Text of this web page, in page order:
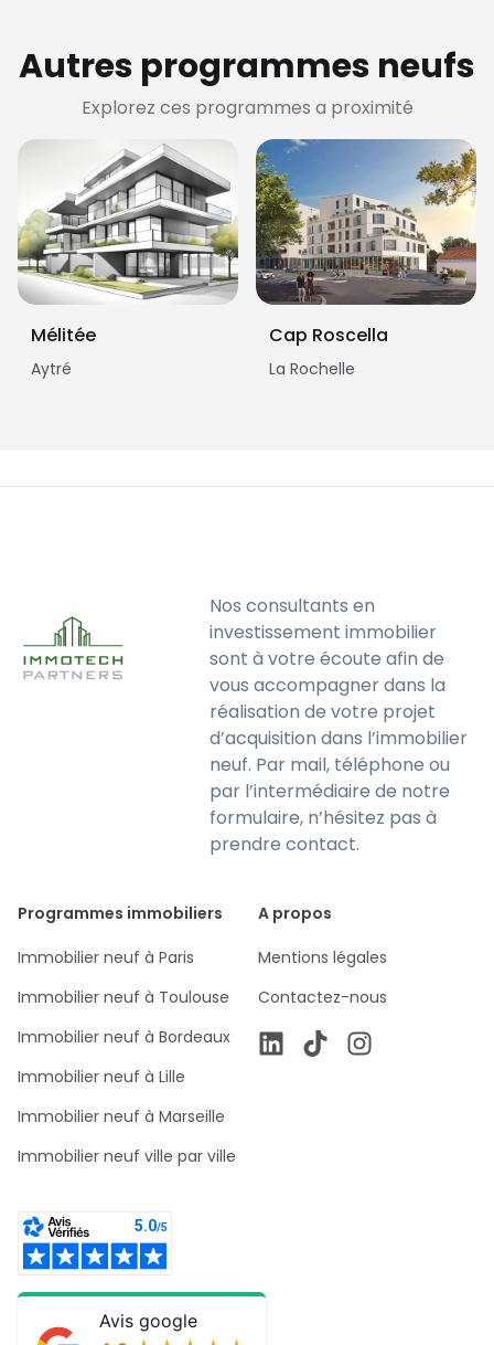
Autres programmes neufs
Explorez ces programmes a proximité
Mélitée
Aytré
Cap Roscella
La Rochelle
Nos consultants en
investissement immobilier
sont à votre écoute afin de
vous accompagner dans la
réalisation de votre projet
d’acquisition dans l’immobilier
neuf. Par mail, téléphone ou
par l’intermédiaire de notre
formulaire, n’hésitez pas à
prendre contact.
Programmes immobiliers
Immobilier neuf à Paris
Immobilier neuf à Toulouse
Immobilier neuf à Bordeaux
Immobilier neuf à Lille
Immobilier neuf à Marseille
Immobilier neuf ville par ville
A propos
Mentions légales
Contactez-nous
Avis google